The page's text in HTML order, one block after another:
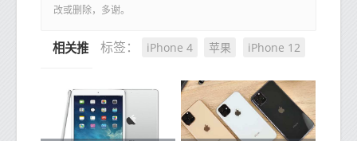
改或删除，多谢。
标签： iPhone 4 苹果 iPhone 12
相关推荐